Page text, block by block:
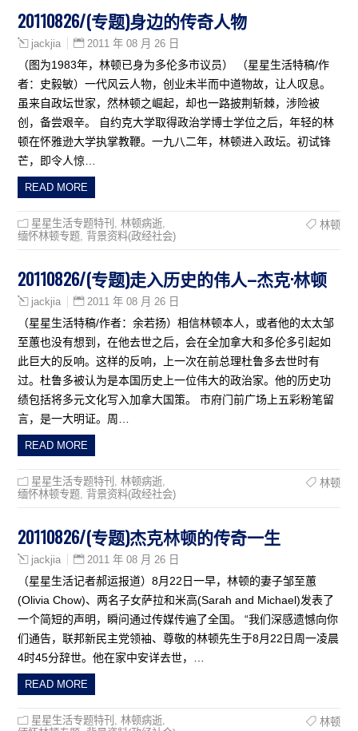
20110826/(专题)身边的传奇人物
jackjia 2011 年 08 月 26 日
（图为1983年，林顿已身为多伦多市议员） （星星生活特稿/作
者：史毅敏）一代风云人物，创业未半而中道物故，让人叹息。
虽来自政坛世家，然林顿之崛起，却也一路披荆斩棘，涉险被
创，备尝艰辛。 自约克大学取得政治学博士学位之后，年轻的林
顿在怀雅逊大学执掌教鞭。一九八二年，林顿进入政坛。初试锋
芒，即令人惊…
READ MORE
星星生活专题特刊 ,林顿病逝
缅怀林顿专题
背景资料(政经社会)
林顿
20110826/(专题)走入历史的伟人–杰克·林顿
jackjia 2011 年 08 月 26 日
（星星生活特稿/作者：余若扬）相信林顿本人，或者他的太太邹
至蕙也没有想到，在他去世之后，会在全加拿大和多伦多引起如
此巨大的反响。这样的反响，上一次在前总理杜鲁多去世时有
过。杜鲁多被认为是本国历史上一位伟大的政治家。他的历史功
绩包括将多元文化写入加拿大国策。 市府门前广场上五彩粉笔留
言，是一大明证。周…
READ MORE
星星生活专题特刊 ,林顿病逝
缅怀林顿专题
背景资料(政经社会)
林顿
20110826/(专题)杰克林顿的传奇一生
jackjia 2011 年 08 月 26 日
（星星生活记者郝运报道）8月22日一早，林顿的妻子邹至蕙
(Olivia Chow)、两名子女萨拉和米高(Sarah and Michael)发表了
一个简短的声明，瞬问通过传媒传遍了全国。 “我们深感遗憾向你
们通告，联邦新民主党领袖、尊敬的林顿先生于8月22日周一凌晨
4时45分辞世。他在家中安详去世，…
READ MORE
星星生活专题特刊 ,林顿病逝 林顿